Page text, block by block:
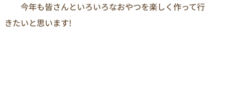
今年も皆さんといろいろなおやつを楽しく作って行